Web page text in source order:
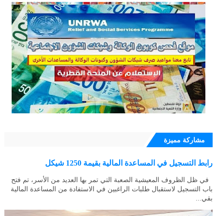
مشاركة مميزة
رابط التسجيل في المساعدة المالية بقيمة 1250 شيكل
في ظل الظروف المعيشية الصعبة التي تمر بها العديد من الأسر، تم فتح
باب التسجيل لاستقبال طلبات الراغبين في الاستفادة من المساعدة المالية
بقي...